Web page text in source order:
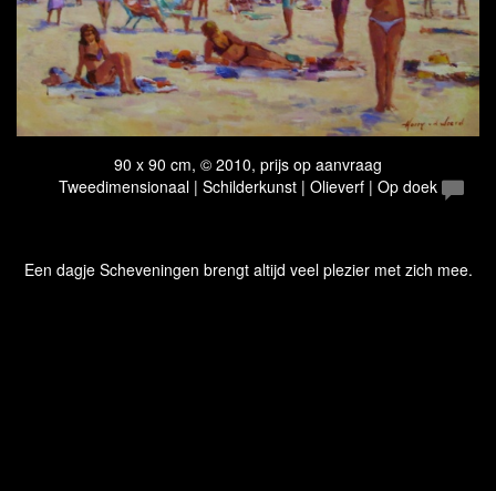
90 x 90 cm, © 2010, prijs op aanvraag
Tweedimensionaal | Schilderkunst | Olieverf | Op doek
Een dagje Scheveningen brengt altijd veel plezier met zich mee.